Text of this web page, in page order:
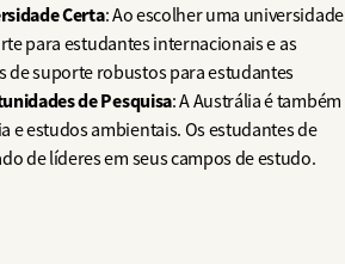
Certa: Ao escolher uma universidade
para estudantes internacionais e as
de suporte robustos para estudantes
de Pesquisa: A Austrália é também
e estudos ambientais. Os estudantes de
de líderes em seus campos de estudo.